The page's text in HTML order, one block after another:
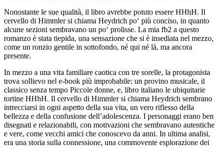
Nonostante le sue qualità, il libro avrebbe potuto essere HHhH. Il
cervello di Himmler si chiama Heydrich po‘ più conciso, in quanto
alcune sezioni sembravano un po‘ prolisse. La mia fb2 a questo
romanzo è stata tiepida, una sensazione che si è insediata nel mezzo,
come un ronzio gentile in sottofondo, né qui né là, ma ancora
presente.
In mezzo a una vita familiare caotica con tre sorelle, la protagonista
trova sollievo nel e-book più improbabile: un provino musicale, il
classico senza tempo Piccole donne, e, libro italiano le ubiquitarie
tortine HHhH. Il cervello di Himmler si chiama Heydrich sembrano
intrecciarsi in ogni aspetto della sua vita, un vero riflesso della
bellezza e della confusione dell’adolescenza. I personaggi erano ben
disegnati e relazionabili, con motivazioni che sembravano autentiche
e vere, come vecchi amici che conoscevo da anni. In ultima analisi,
era una storia sulla connessione, una commovente esplorazione dei